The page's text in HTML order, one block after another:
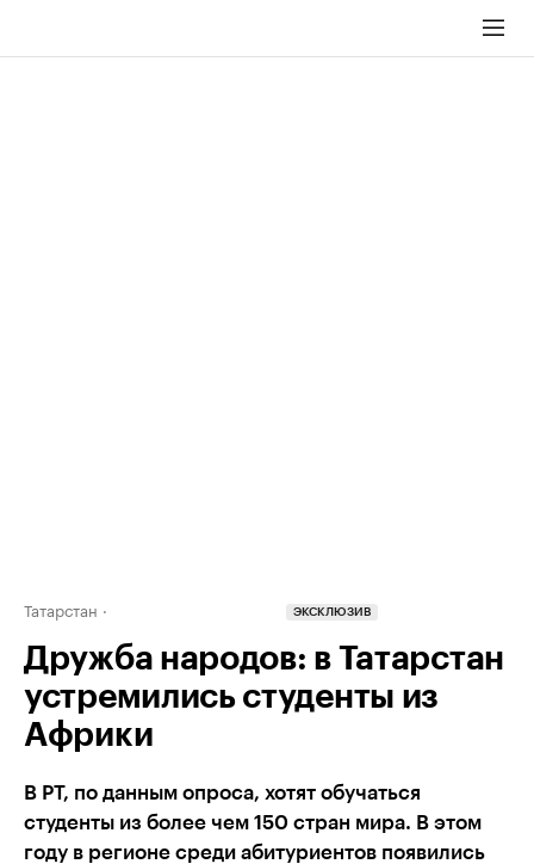
Татарстан ЭКСКЛЮЗИВ
Дружба народов: в Татарстан
устремились студенты из
Африки
В РТ, по данным опроса, хотят обучаться
студенты из более чем 150 стран мира. В этом
году в регионе среди абитуриентов появились